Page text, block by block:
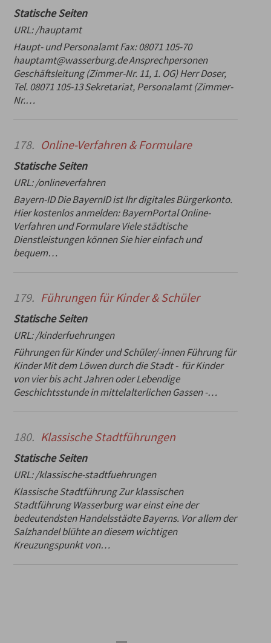
Statische Seiten
URL:/hauptamt
Haupt- und Personalamt Fax: 08071 105-70
hauptamt@wasserburg.de Ansprechpersonen
Geschäftsleitung (Zimmer-Nr. 11, 1. OG) Herr Doser,
Tel. 08071 105-13 Sekretariat, Personalamt (Zimmer-
Nr.…
178. Online-Verfahren & Formulare
Statische Seiten
URL:/onlineverfahren
Bayern-ID Die BayernID ist Ihr digitales Bürgerkonto.
Hier kostenlos anmelden: BayernPortal Online-
Verfahren und Formulare Viele städtische
Dienstleistungen können Sie hier einfach und
bequem…
179. Führungen für Kinder & Schüler
Statische Seiten
URL:/kinderfuehrungen
Führungen für Kinder und Schüler/-innen Führung für
Kinder Mit dem Löwen durch die Stadt - für Kinder
von vier bis acht Jahren oder Lebendige
Geschichtsstunde in mittelalterlichen Gassen -…
180. Klassische Stadtführungen
Statische Seiten
URL:/klassische-stadtfuehrungen
Klassische Stadtführung Zur klassischen
Stadtführung Wasserburg war einst eine der
bedeutendsten Handelsstädte Bayerns. Vor allem der
Salzhandel blühte an diesem wichtigen
Kreuzungspunkt von…